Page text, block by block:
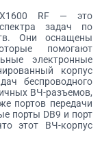
RF — это
задач по
Они оснащены
помогают
электронные
корпус
беспроводного
ВЧ-разъемов,
портов передачи
порты DB9 и порт
этот ВЧ-корпус